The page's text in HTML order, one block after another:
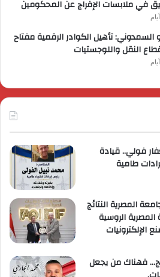
في ملابسات الإفراج عن المحكومين
تأهيل الكوادر الرقمية مفتاح
النقل واللوجستيات
فولي.. قيادة
طامية
المصرية النتائج
المصرية الروسية
الإلكترونيات
فهناك من يجعل